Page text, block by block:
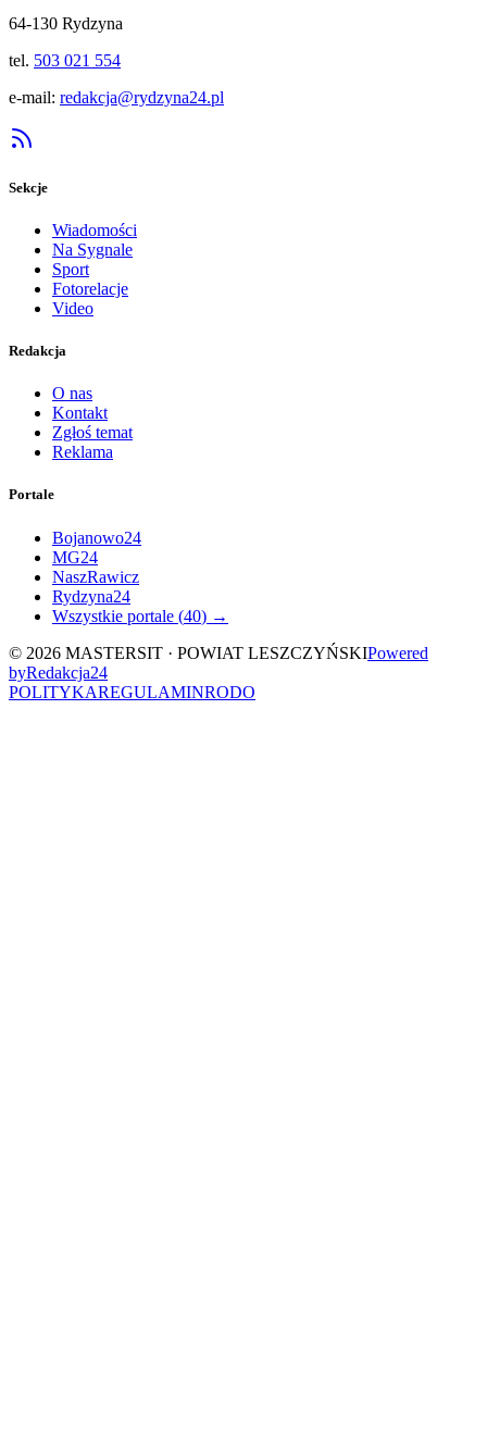
64-130 Rydzyna
tel. 503 021 554
e-mail: redakcja@rydzyna24.pl
Sekcje
Wiadomości
Na Sygnale
Sport
Fotorelacje
Video
Redakcja
O nas
Kontakt
Zgłoś temat
Reklama
Portale
Bojanowo24
MG24
NaszRawicz
Rydzyna24
Wszystkie portale (40) →
© 2026 MASTERSIT · POWIAT LESZCZYŃSKIPowered
byRedakcja24
POLITYKAREGULAMINRODO